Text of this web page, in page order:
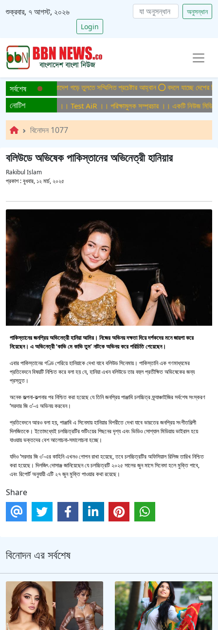
শুক্রবার, ৭ আগস্ট, ২০২৬
অনুসন্ধান
Login
সর্বশেষ বাংলাদেশ গড়ে তুলতে সম্মিলিত প্রচেষ্টার আহ্বান বদলে যাচ্ছে দেশের
নোটিশ সম্প্রচার ।। Test AiR ।। পরিক্ষামুলক সম্প্রচার ।। একটি নিউজ মিডিয়া
বিনোদন 1077
বলিউডে অভিষেক পাকিস্তানের অভিনেত্রী হানিয়ার
Rakibul Islam
প্রকাশ :বুধবার, ১২ মার্চ, ২০২৫
পাকিস্তানের জনপ্রিয় অভিনেত্রী হানিয়া আমির। নিজের অভিনয় দক্ষতা দিয়ে দর্শকদের মনে জায়গা করে
নিয়েছেন। এ অভিনেত্রী ‘কাভি মে কাভি তুম’ নাটকে অভিনয় করে পরিচিতি পেয়েছেন।
এবার পাকিস্তানের গণ্ডি পেরিয়ে হানিয়াকে দেখা যাবে বলিউড সিনেমায়। পাকিস্তানি এক গণমাধ্যমের
প্রতিবেদনে বিষয়টি নিশ্চিত করে বলা হয় যে, হানিয়া এখন বলিউডে তার বহুল প্রতীক্ষিত অভিষেকের জন্য
প্রস্তুত।
অনেক জল্পনা-কল্পনার পর নিশ্চিত করা হয়েছে যে তিনি জনপ্রিয় পাঞ্জাবি চলচ্চিত্র ফ্র্যাঞ্চাইজির সর্বশেষ সংস্করণ
‘সরদার জি ৩’-এ অভিনয় করবেন।
প্রতিবেদনে আরও বলা হয়, পাঞ্জাবি এ সিনেমায় হানিয়ার বিপরীতে দেখা যাবে ভারতের জনপ্রিয় সংগীতশিল্পী
দিলজিতকে। ইতোমধ্যেই চলচ্চিত্রটির শুটিংয়ের পিছনের দৃশ্য এবং ভিডিও সোশ্যাল মিডিয়ায় ভাইরাল হয়ে
যাওয়ায় ভক্তদের বেশ আলোচনা-সমালোচনা হচ্ছে।
যদিও ‘সরদার জি ৩’-এর কাহিনি এখনও গোপন রাখা হয়েছে, তবে চলচ্চিত্রটির অফিসিয়াল রিলিজ তারিখ নিশ্চিত
করা হয়েছে। দিলজিৎ দোসাঞ্জ জানিয়েছেন যে চলচ্চিত্রটি ২০২৫ সালের জুন মাসে সিনেমা হলে মুক্তি পাবে,
এবং রিপোর্ট অনুযায়ী এটি ২৭ জুন মুক্তি পাওয়ার কথা রয়েছে।
Share
বিনোদন এর সর্বশেষ